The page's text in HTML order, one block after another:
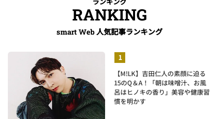
RANKING
smart Web 人気記事ランキング
【M!LK】吉田仁人の素顔に迫る
15のQ＆A！「朝は味噌汁、お風
呂はヒノキの香り」美容や健康習
慣を明かす